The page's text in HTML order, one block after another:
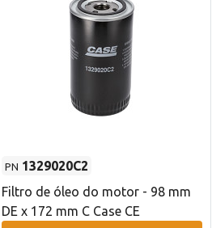
PN 1329020C2
Filtro de óleo do motor - 98 mm
DE x 172 mm C Case CE